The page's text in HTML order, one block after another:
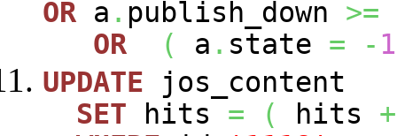
OR a . publish_down >=
OR
( a . state = - 1
UPDATE jos_content
SET hits = ( hits +